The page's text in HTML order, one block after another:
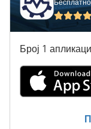
Много
Повеќекратна
Поплочување
Серија За
Број 1